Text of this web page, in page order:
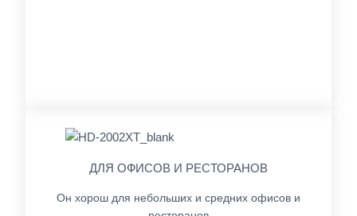
ДЛЯ ОФИСОВ И РЕСТОРАНОВ
Он хорош для небольших и средних офисов и